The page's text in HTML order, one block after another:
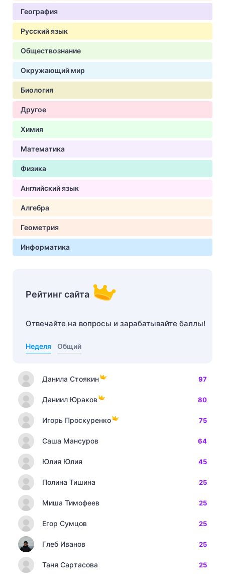
География
Русский язык
Обществознание
Окружающий мир
Биология
Другое
Химия
Математика
Физика
Английский язык
Алгебра
Геометрия
Информатика
Рейтинг сайта
Отвечайте на вопросы и зарабатывайте баллы!
Неделя Общий
Данила Стоякин 97
Даниил Юраков 80
Игорь Проскуренко 75
Саша Мансуров 64
Юлия Юлия 45
Полина Тишина 25
Миша Тимофеев 25
Егор Сумцов 25
Глеб Иванов 25
Таня Сартасова 25